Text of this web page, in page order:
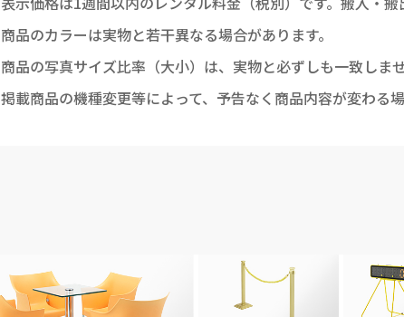
商品のカラーは実物と若干異なる場合があります。
商品の写真サイズ比率（大小）は、実物と必ずしも一致しませ
掲載商品の機種変更等によって、予告なく商品内容が変わる場